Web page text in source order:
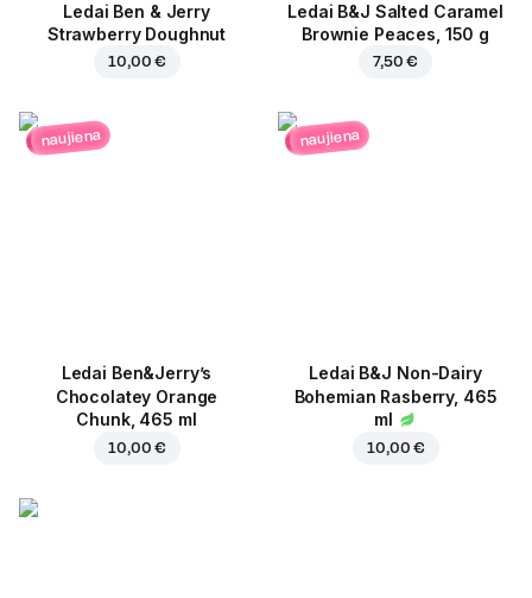
Ledai Ben & Jerry
Strawberry Doughnut
10,00 €
Ledai B&J Salted Caramel
Brownie Peaces, 150 g
7,50 €
naujiena
Ledai Ben&Jerry’s
Chocolatey Orange
Chunk, 465 ml
10,00 €
naujiena
Ledai B&J Non-Dairy
Bohemian Rasberry, 465
ml
10,00 €